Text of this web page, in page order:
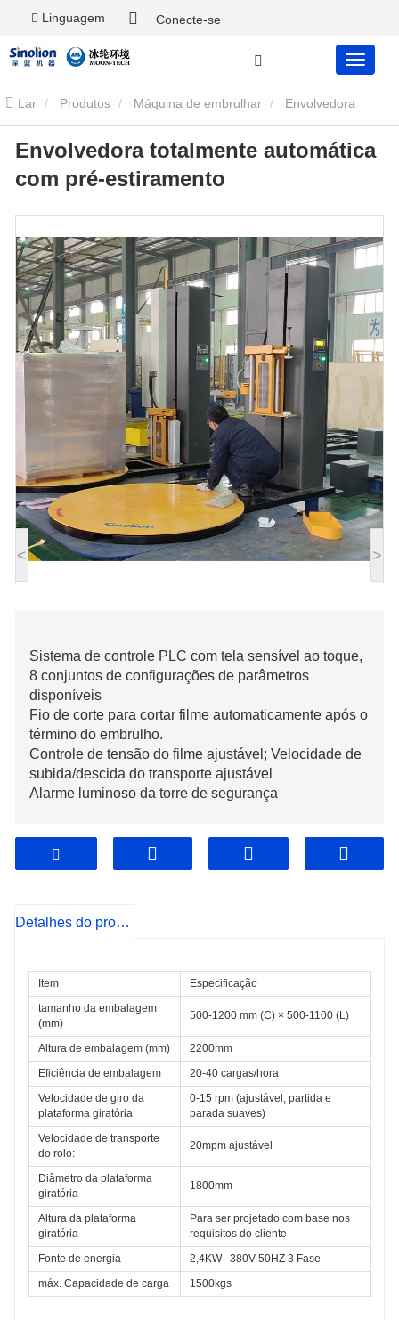
Linguagem Conecte-se
Lar Produtos Máquina de embrulhar
totalmente automática com pré-estiramento
< >
Envolvedora totalmente automática
com pré-estiramento
Sistema de controle PLC com tela sensível ao toque,
8 conjuntos de configurações de parâmetros
disponíveis
Fio de corte para cortar filme automaticamente após o
término do embrulho.
Controle de tensão do filme ajustável; Velocidade de
subida/descida do transporte ajustável
Alarme luminoso da torre de segurança
Detalhes do produto
Item
Especificação
tamanho da embalagem
(mm)
500-1200 mm (C) × 500-1100 (L)
Altura de embalagem (mm)
2200mm
Eficiência de embalagem
20-40 cargas/hora
Velocidade de giro da
plataforma giratória
0-15 rpm (ajustável, partida e
parada suaves)
Velocidade de transporte
do rolo:
20mpm ajustável
Diâmetro da plataforma
giratória
1800mm
Altura da plataforma
giratória
Para ser projetado com base nos
requisitos do cliente
Fonte de energia
2,4KW   380V 50HZ 3 Fase
máx. Capacidade de carga
1500kgs